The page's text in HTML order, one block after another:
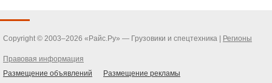
Copyright © 2003–2026 «Райс.Ру» — Грузовики и спецтехника | Регионы
Правовая информация
Размещение объявлений
Размещение рекламы